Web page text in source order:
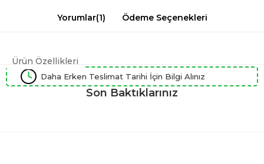
Yorumlar(1) Ödeme Seçenekleri
Ürün Özellikleri
Daha Erken Teslimat Tarihi İçin Bilgi Alınız
Son Baktıklarınız